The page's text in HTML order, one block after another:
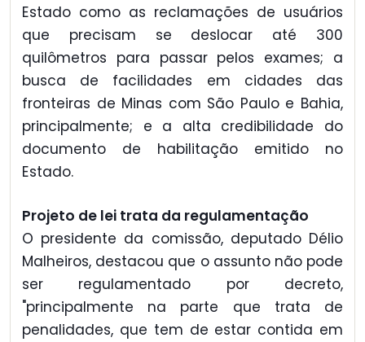
Estado como as reclamações de usuários
que precisam se deslocar até 300
quilômetros para passar pelos exames; a
busca de facilidades em cidades das
fronteiras de Minas com São Paulo e Bahia,
principalmente; e a alta credibilidade do
documento de habilitação emitido no
Estado.
Projeto de lei trata da regulamentação
O presidente da comissão, deputado Délio
Malheiros, destacou que o assunto não pode
ser regulamentado por decreto,
"principalmente na parte que trata de
penalidades, que tem de estar contida em